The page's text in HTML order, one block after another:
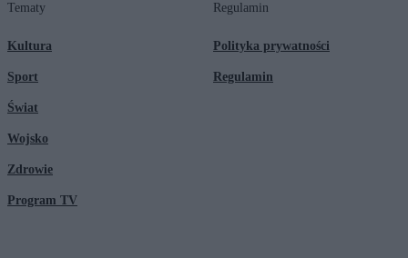
Tematy
Kultura
Sport
Świat
Wojsko
Zdrowie
Program TV
Regulamin
Polityka prywatności
Regulamin